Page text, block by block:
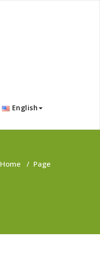
English
Home / Page